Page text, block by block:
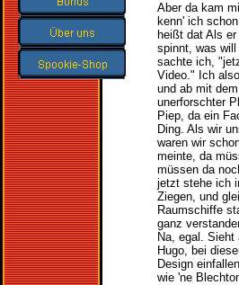
Aber da kam
kenn' ich
heißt dat Als
spinnt, was
sachte ich,
Video." Ich
und ab mit
unerforschter
Piep, da ein
Ding. Als wir
waren wir
meinte, da
müssen da
jetzt stehe ich
Ziegen, und
Raumschiffe
ganz
Na, egal.
Hugo, bei
Design
wie 'ne